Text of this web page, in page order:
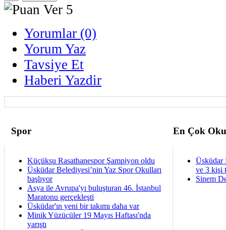
Yorumlar (0)
Yorum Yaz
Tavsiye Et
Haberi Yazdir
Spor En Çok
Küçüksu Rasathanespor Şampiyon oldu
Üsküdar Belediyesi’nin Yaz Spor Okulları
başlıyor
Asya ile Avrupa'yı buluşturan 46. İstanbul
Maratonu gerçekleşti
Üsküdar'ın yeni bir takımı daha var
Minik Yüzücüler 19 Mayıs Haftası'nda
yarıştı
Üsküdar
ve 3 kişi
Sinem